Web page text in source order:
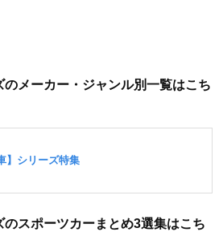
のメーカー・ジャンル別一覧はこち
のスポーツカーまとめ3選集はこち